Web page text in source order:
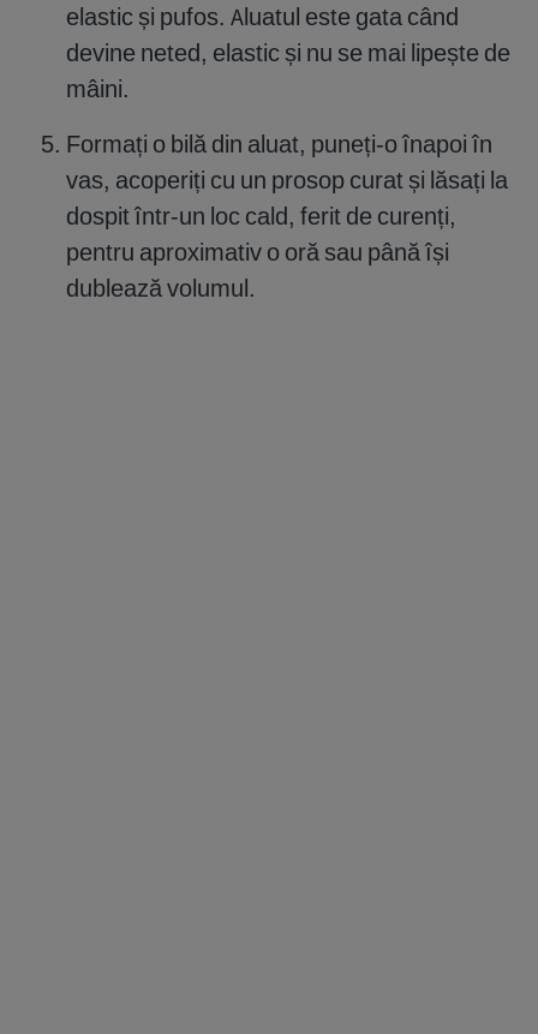
elastic și pufos. Aluatul este gata când
devine neted, elastic și nu se mai lipește de
mâini.
Formați o bilă din aluat, puneți-o înapoi în
vas, acoperiți cu un prosop curat și lăsați la
dospit într-un loc cald, ferit de curenți,
pentru aproximativ o oră sau până își
dublează volumul.